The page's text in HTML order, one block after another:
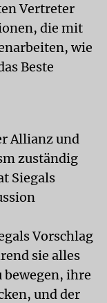
Vertreter
die mit
wie
Beste
Allianz und
zuständig
Siegals
Vorschlag
sie alles
bewegen, ihre
und der